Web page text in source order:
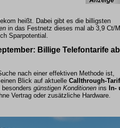
heißt. Dabei gibt es die billigsten
in das Festnetz dieses mal ab 3,9 Ct/
Sparpotential.
Billige Telefontarife ab
nach einer effektiven Methode ist,
Blick auf aktuelle Callthrough-
günstigen Konditionen ins
In-
Vertrag oder zusätzliche Hardware.